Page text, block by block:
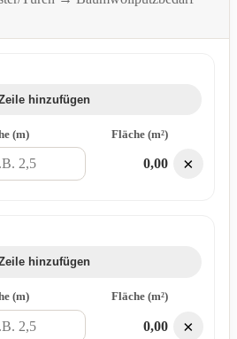
hinzufügen
(m) Fläche (m²)
0,00 ×
hinzufügen
(m) Fläche (m²)
0,00 ×